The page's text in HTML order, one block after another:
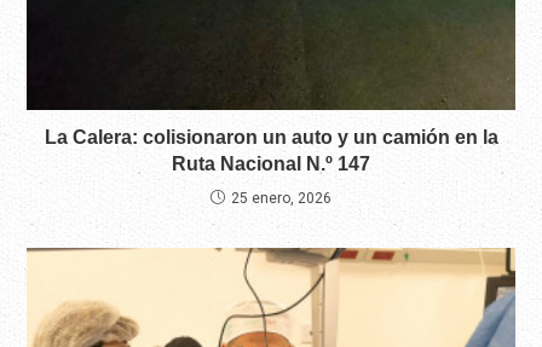
La Calera: colisionaron un auto y un camión en la
Ruta Nacional N.º 147
25 enero, 2026